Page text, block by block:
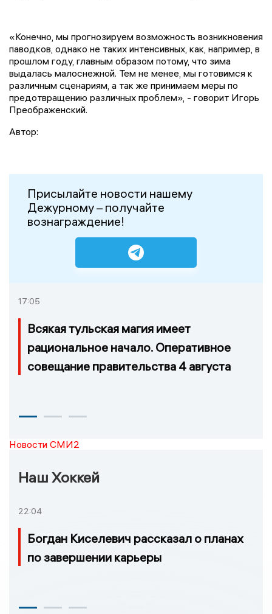
«Конечно, мы прогнозируем возможность возникновения
паводков, однако не таких интенсивных, как, например, в
прошлом году, главным образом потому, что зима
выдалась малоснежной. Тем не менее, мы готовимся к
различным сценариям, а так же принимаем меры по
предотвращению различных проблем», - говорит Игорь
Преображенский.
Автор:
Присылайте новости нашему
Дежурному – получайте
вознаграждение!
17:05
Всякая тульская магия имеет
рациональное начало. Оперативное
совещание правительства 4 августа
Новости СМИ2
Наш Хоккей
22:04
Богдан Киселевич рассказал о планах
по завершении карьеры